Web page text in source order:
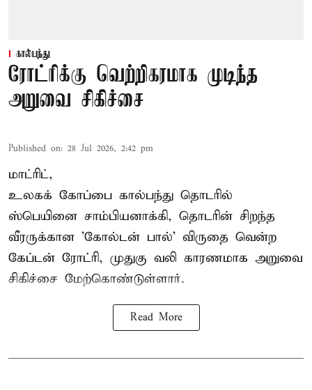
கால்பந்து
ரோட்ரிக்கு வெற்றிகரமாக முடிந்த
அறுவை சிகிச்சை
Published on: 28 Jul 2026, 2:42 pm
மாட்ரிட்,
உலகக் கோப்பை கால்பந்து தொடரில்
ஸ்பெயினை சாம்பியனாக்கி, தொடரின் சிறந்த
வீரருக்கான 'கோல்டன் பால்' விருதை வென்ற
கேப்டன் ரோட்ரி, முதுகு வலி காரணமாக அறுவை
சிகிச்சை மேற்கொண்டுள்ளார்.
Read More